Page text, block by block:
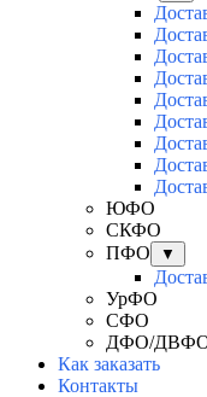
ЮФО
СКФО
ПФО
▼
УрФО
СФО
ДФО/
Как заказать
Контакты